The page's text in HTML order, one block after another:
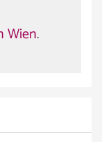
Wien.